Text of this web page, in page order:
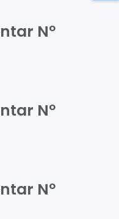
Nº
Nº
Nº